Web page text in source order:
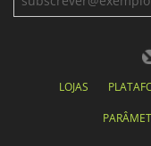
LOJAS